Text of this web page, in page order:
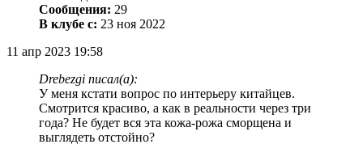
Сообщения: 29
В клубе с: 23 ноя 2022
11 апр 2023 19:58
Drebezgi писал(а):
У меня кстати вопрос по интерьеру китайцев.
Смотрится красиво, а как в реальности через три
года? Не будет вся эта кожа-рожа сморщена и
выглядеть отстойно?